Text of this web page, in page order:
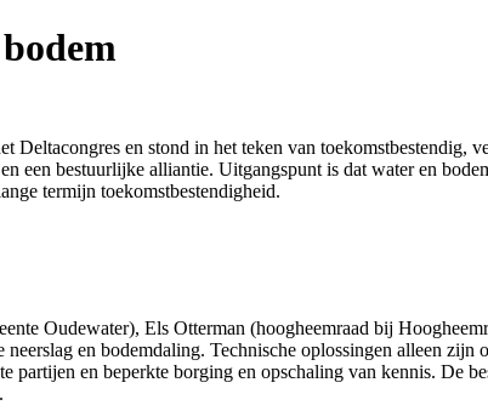
en stond in het teken van toekomstbestendig,
een bestuurlijke alliantie. Uitgangspunt is dat water en
termijn toekomstbestendigheid.
Oudewater), Els Otterman (hoogheemraad bij
en bodemdaling. Technische oplossingen alleen
en beperkte borging en opschaling van kennis. De